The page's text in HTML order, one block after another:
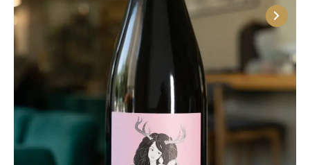
Французские вина
Испанские вина
Водка